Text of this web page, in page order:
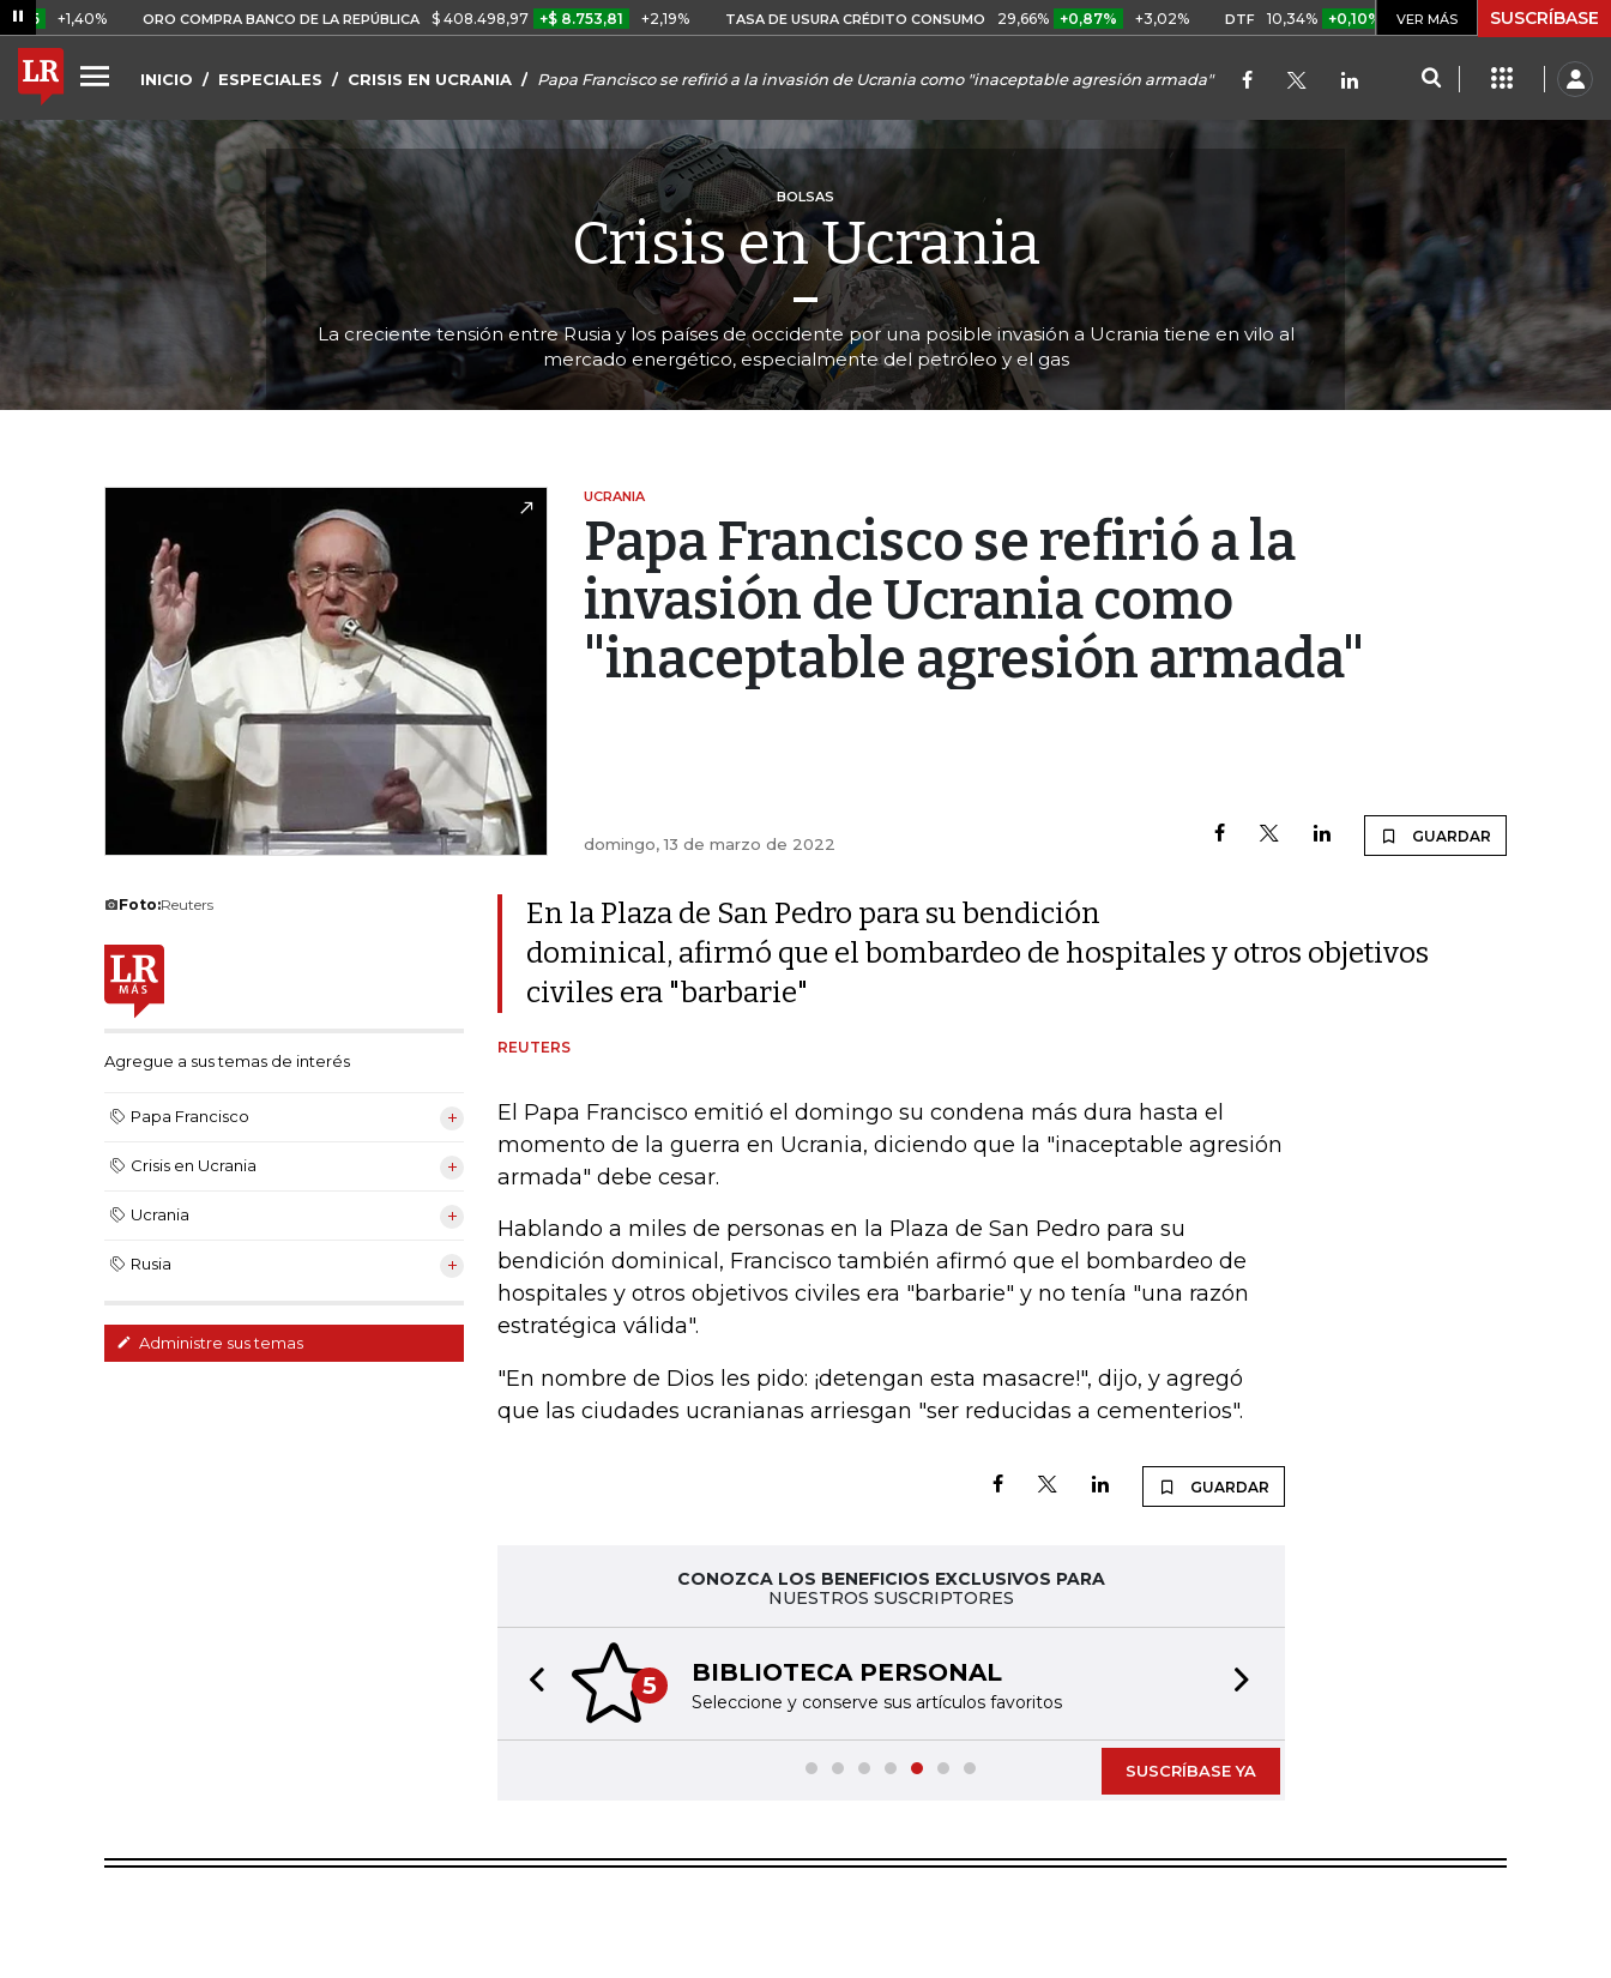
ORO COMPRA BANCO DE LA REPÚBLICA $ 408.498,97 +$ 8.753,81 +2,19% TASA DE USURA CRÉDITO CONSUMO 29,66% +0,87% +3,02% DTF 10,34% +0,10% +0,98% UVR $ 416,96 +$ 0,05
VER MÁS SUSCRÍBASE
INICIO ESPECIALES CRISIS EN UCRANIA Papa Francisco se refirió a la invasión de Ucrania como "inaceptable agresión armada"
BOLSAS
Crisis en Ucrania
La creciente tensión entre Rusia y los países de occidente por una posible invasión a Ucrania tiene en vilo al
mercado energético, especialmente del petróleo y el gas
UCRANIA
Papa Francisco se refirió a la
invasión de Ucrania como
"inaceptable agresión armada"
domingo, 13 de marzo de 2022 GUARDAR
Foto:Reuters
Agregue a sus temas de interés
Papa Francisco
Crisis en Ucrania
Ucrania
Rusia
Administre sus temas
En la Plaza de San Pedro para su bendición
dominical, afirmó que el bombardeo de hospitales y otros objetivos
civiles era "barbarie"
REUTERS
El Papa Francisco emitió el domingo su condena más dura hasta el
momento de la guerra en Ucrania, diciendo que la "inaceptable agresión
armada" debe cesar.
Hablando a miles de personas en la Plaza de San Pedro para su
bendición dominical, Francisco también afirmó que el bombardeo de
hospitales y otros objetivos civiles era "barbarie" y no tenía "una razón
estratégica válida".
"En nombre de Dios les pido: ¡detengan esta masacre!", dijo, y agregó
que las ciudades ucranianas arriesgan "ser reducidas a cementerios".
GUARDAR
CONOZCA LOS BENEFICIOS EXCLUSIVOS PARA
NUESTROS SUSCRIPTORES
5 BIBLIOTECA PERSONAL
Seleccione y conserve sus artículos favoritos
Previous slide
SUSCRÍBASE YA